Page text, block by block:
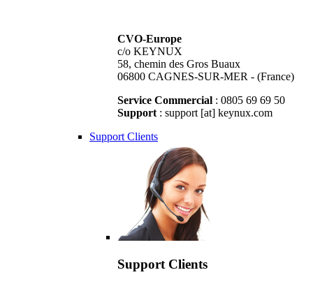
CVO-Europe
c/o KEYNUX
58, chemin des Gros Buaux
06800 CAGNES-SUR-MER - (France)
Service Commercial : 0805 69 69 50
Support : support [at] keynux.com
Support Clients
Support Clients